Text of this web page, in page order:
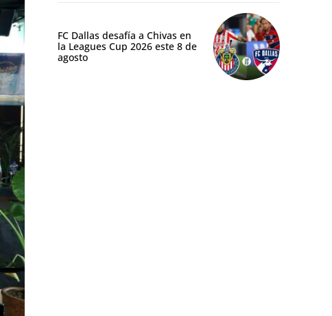
FC Dallas desafía a Chivas en
la Leagues Cup 2026 este 8 de
agosto